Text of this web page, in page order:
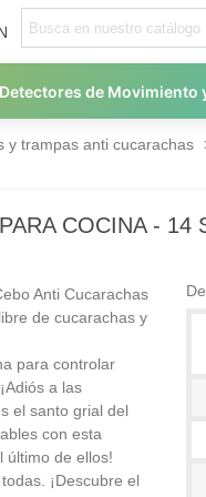
Detectores de Movimiento
y trampas anti cucarachas
COCINA -
Anti Cucarachas
de cucarachas y
para controlar
a las
el santo grial del
con esta
último de ellos!
¡Descubre el